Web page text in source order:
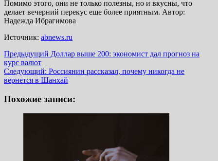
Помимо этого, они не только полезны, но и вкусны, что
делает вечерний перекус еще более приятным. Автор:
Надежда Ибрагимова
Источник: abnews.ru
Навигация
записи
Предыдущий Доллар выше 200: экономист дал прогноз на
курс валют
Следующий: Россиянин рассказал, почему никогда не
вернется в Шанхай
Похожие записи: